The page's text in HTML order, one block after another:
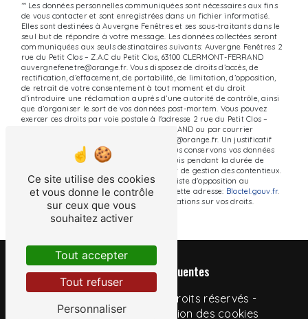
** Les données personnelles communiquées sont nécessaires aux fins
de vous contacter et sont enregistrées dans un fichier informatisé.
Elles sont destinées à Auvergne Fenêtres et ses sous-traitants dans le
seul but de répondre à votre message. Les données collectées seront
communiquées aux seuls destinataires suivants: Auvergne Fenêtres 2
rue du Petit Clos – Z.A.C du Petit Clos, 63100 CLERMONT-FERRAND
auvergnefenetre@orange.fr. Vous disposez de droits d’accès, de
rectification, d’effacement, de portabilité, de limitation, d’opposition,
de retrait de votre consentement à tout moment et du droit
d’introduire une réclamation auprès d’une autorité de contrôle, ainsi
que d’organiser le sort de vos données post-mortem. Vous pouvez
exercer ces droits par voie postale à l'adresse 2 rue du Petit Clos –
Z.A.C du Petit Clos, 63100 CLERMONT-FERRAND ou par courrier
électronique à l'adresse auvergnefenetre@orange.fr. Un justificatif
d'identité pourra vous être demandé. Nous conservons vos données
pendant la période de prise de contact puis pendant la durée de
prescription légale aux fins probatoires et de gestion des contentieux.
Vous avez le droit de vous inscrire sur la liste d'opposition au
démarchage téléphonique, disponible à cette adresse:
Bloctel.gouv.fr.
Consultez le site cnil.fr pour plus d’informations sur vos droits.
Recherches fréquentes
- 2026 - Tous droits réservés -
Mentions légales
Gestion des cookies
Ce site utilise des cookies
et vous donne le contrôle
sur ceux que vous
souhaitez activer
Tout accepter
Tout refuser
Personnaliser